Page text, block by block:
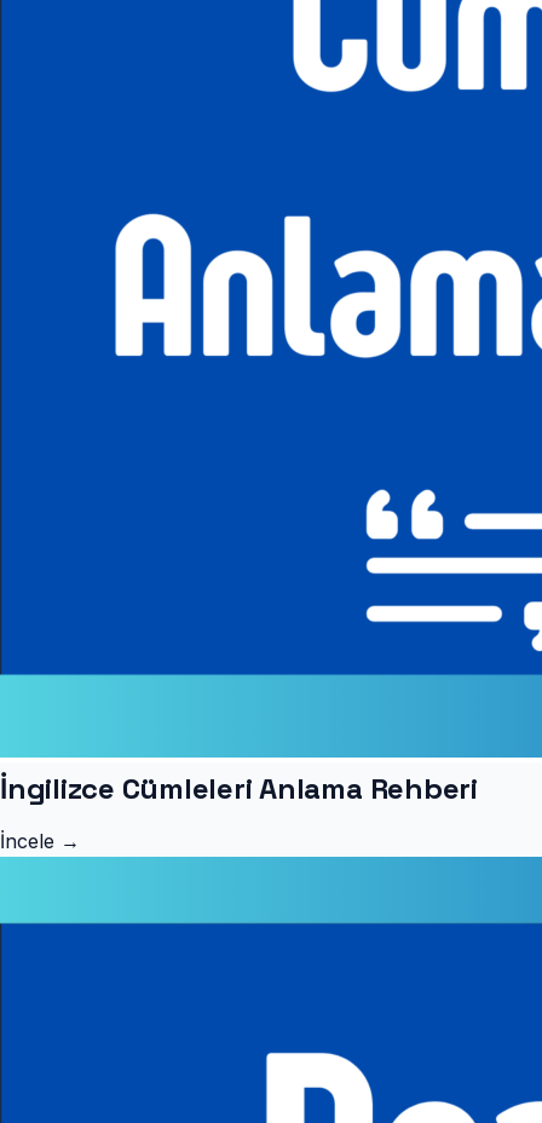
İngilizce Cümleleri Anlama Rehberi
İncele →